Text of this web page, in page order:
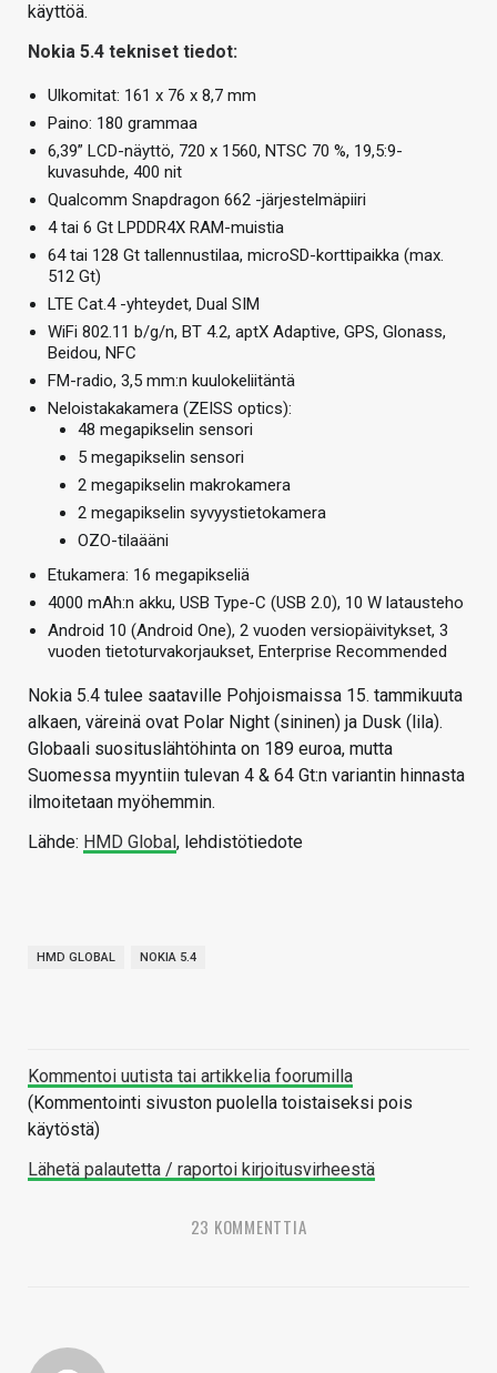
käyttöä.
Nokia 5.4 tekniset tiedot:
Ulkomitat: 161 x 76 x 8,7 mm
Paino: 180 grammaa
6,39” LCD-näyttö, 720 x 1560, NTSC 70 %, 19,5:9-
kuvasuhde, 400 nit
Qualcomm Snapdragon 662 -järjestelmäpiiri
4 tai 6 Gt LPDDR4X RAM-muistia
64 tai 128 Gt tallennustilaa, microSD-korttipaikka (max.
512 Gt)
LTE Cat.4 -yhteydet, Dual SIM
WiFi 802.11 b/g/n, BT 4.2, aptX Adaptive, GPS, Glonass,
Beidou, NFC
FM-radio, 3,5 mm:n kuulokeliitäntä
Neloistakakamera (ZEISS optics):
48 megapikselin sensori
5 megapikselin sensori
2 megapikselin makrokamera
2 megapikselin syvyystietokamera
OZO-tilaääni
Etukamera: 16 megapikseliä
4000 mAh:n akku, USB Type-C (USB 2.0), 10 W latausteho
Android 10 (Android One), 2 vuoden versiopäivitykset, 3
vuoden tietoturvakorjaukset, Enterprise Recommended
Nokia 5.4 tulee saataville Pohjoismaissa 15. tammikuuta
alkaen, väreinä ovat Polar Night (sininen) ja Dusk (lila).
Globaali suosituslähtöhinta on 189 euroa, mutta
Suomessa myyntiin tulevan 4 & 64 Gt:n variantin hinnasta
ilmoitetaan myöhemmin.
Lähde: HMD Global , lehdistötiedote
HMD GLOBAL NOKIA 5.4
Kommentoi uutista tai artikkelia foorumilla
(Kommentointi sivuston puolella toistaiseksi pois
käytöstä)
Lähetä palautetta / raportoi kirjoitusvirheestä
23 KOMMENTTIA